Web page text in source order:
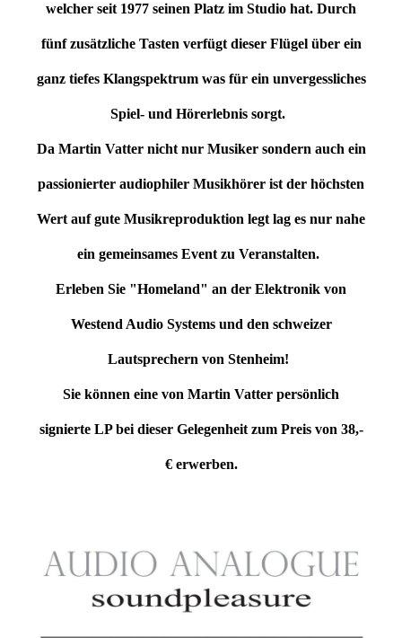
welcher seit 1977 seinen Platz im Studio hat. Durch
fünf zusätzliche Tasten verfügt dieser Flügel über ein
ganz tiefes Klangspektrum was für ein unvergessliches
Spiel- und Hörerlebnis sorgt.
Da Martin Vatter nicht nur Musiker sondern auch ein
passionierter audiophiler Musikhörer ist der höchsten
Wert auf gute Musikreproduktion legt lag es nur nahe
ein gemeinsames Event zu Veranstalten.
Erleben Sie "Homeland" an der Elektronik von
Westend Audio Systems und den schweizer
Lautsprechern von Stenheim!
Sie können eine von Martin Vatter persönlich
signierte LP bei dieser Gelegenheit zum Preis von 38,-
€ erwerben.